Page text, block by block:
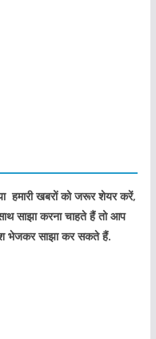
हमारी खबरों को जरूर शेयर करें,
साझा करना चाहते हैं तो आप
भेजकर साझा कर सकते हैं.